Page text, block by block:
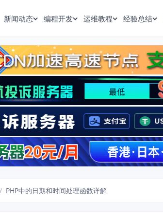
新闻动态 编程开发 运维教程 经验总结
/ PHP中的日期和时间处理函数详解